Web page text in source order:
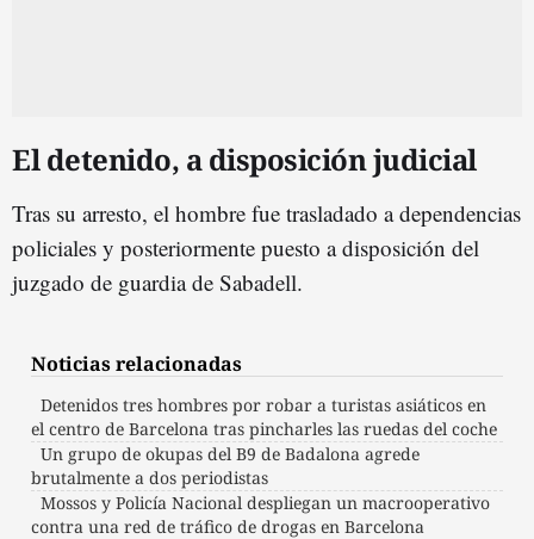
El detenido, a disposición judicial
Tras su arresto, el hombre fue trasladado a dependencias
policiales y posteriormente puesto a disposición del
juzgado de guardia de Sabadell.
Noticias relacionadas
Detenidos tres hombres por robar a turistas asiáticos en
el centro de Barcelona tras pincharles las ruedas del coche
Un grupo de okupas del B9 de Badalona agrede
brutalmente a dos periodistas
Mossos y Policía Nacional despliegan un macrooperativo
contra una red de tráfico de drogas en Barcelona